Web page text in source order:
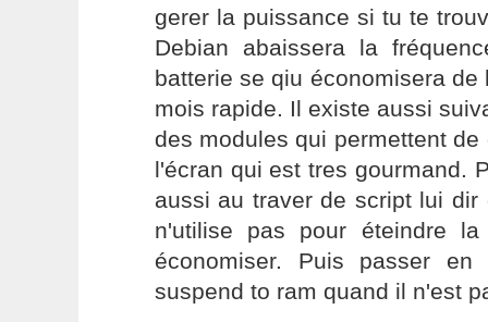
gerer la puissance si tu te
Debian abaissera la
batterie se qiu économisera
mois rapide. Il existe aussi
des modules qui permettent
l'écran qui est tres gourmand.
aussi au traver de script lui
n'utilise pas pour éteindre
économiser. Puis passer
suspend to ram quand il n'est